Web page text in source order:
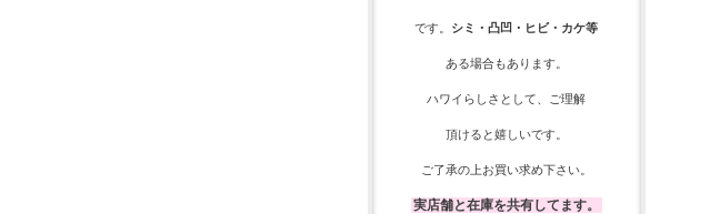
です。 シミ・凸凹・ヒビ・カケ等
ある場合もあります。
ハワイらしさとして、 ご理解
頂ける と嬉しいです。
ご了承の上お買い求め下さい。
実店舗と在庫を共有してます。